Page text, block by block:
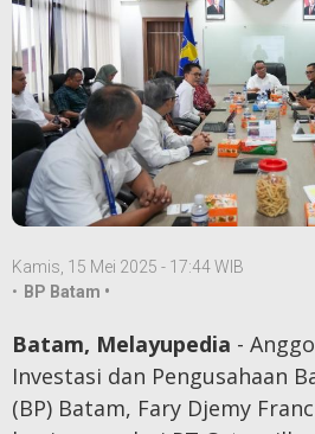
Kamis, 15 Mei 2025 - 17:44 WIB
• BP Batam •
Batam, Melayupedia -
Investasi dan Pengusahaan
(BP) Batam, Fary Djemy